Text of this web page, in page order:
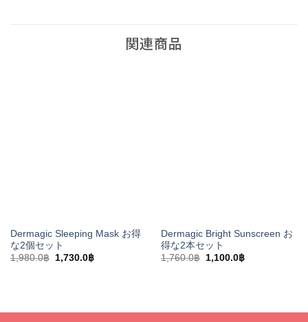
関連商品
Dermagic Sleeping Mask お得
な2個セット
1,980.0฿
元
で
1,730.0฿現
1,730.0฿
Dermagic Bright Sunscreen お
得な2本セット
1,760.0฿
元
で
1,100.0฿現
1,100.0฿